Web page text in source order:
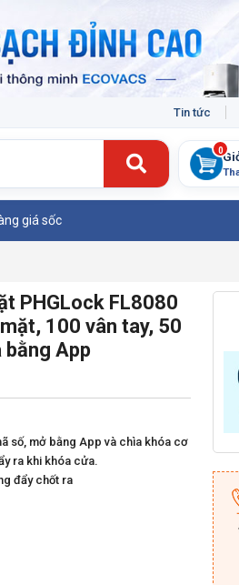
Tin tức
0
giá sốc
PHGLock FL8080
100 vân tay, 50
App
số, mở bằng App và chìa khóa cơ
ra khi khóa cửa.
đẩy chốt ra